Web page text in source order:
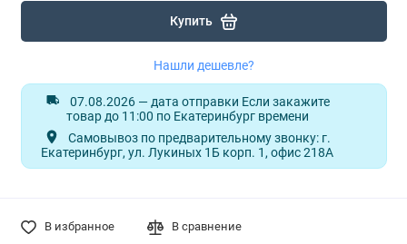
Купить
Нашли дешевле?
07.08.2026 — дата отправки Если закажите
товар до 11:00 по Екатеринбург времени
Самовывоз по предварительному звонку: г.
Екатеринбург, ул. Лукиных 1Б корп. 1, офис 218А
В избранное В сравнение